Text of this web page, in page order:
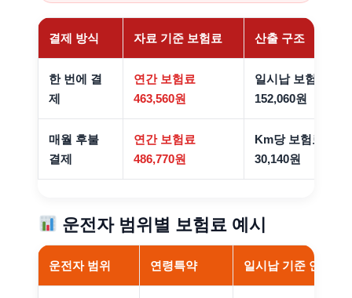
결제 방식 자료 기준 보험료 산출 구조
한 번에 결
제
연간 보험료
463,560원
일시납 보험료
152,060원
매월 후불
결제
연간 보험료
486,770원
Km당 보험료
30,140원
운전자 범위별 보험료 예시
운전자 범위 연령특약 일시납 기준 연간보